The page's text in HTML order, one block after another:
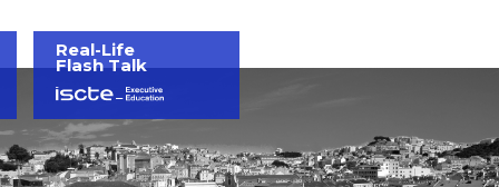
Real-Life
Flash Talk